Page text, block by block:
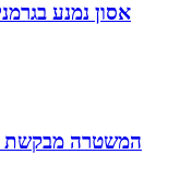
אסון נמנע
המשטרה מבקשת